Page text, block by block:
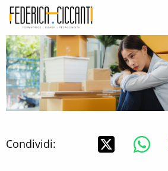
Condividi: